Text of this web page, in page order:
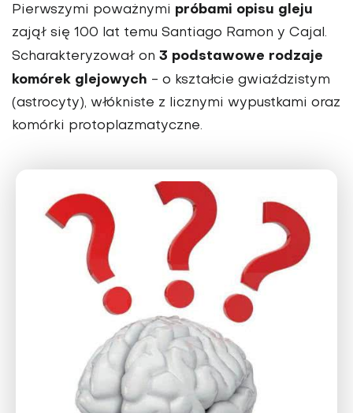
Pierwszymi poważnymi próbami opisu gleju
zajął się 100 lat temu Santiago Ramon y Cajal.
Scharakteryzował on 3 podstawowe rodzaje
komórek glejowych - o kształcie gwiaździstym
(astrocyty), włókniste z licznymi wypustkami oraz
komórki protoplazmatyczne.